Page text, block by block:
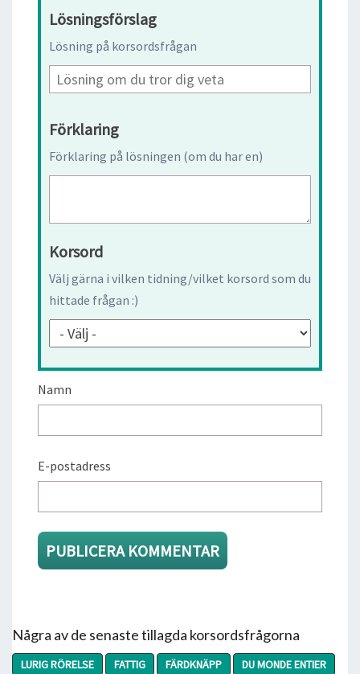
Lösningsförslag
Lösning på korsordsfrågan
Förklaring
Förklaring på lösningen (om du har en)
Korsord
Välj gärna i vilken tidning/vilket korsord som du
hittade frågan :)
Namn
E-postadress
Några av de senaste tillagda korsordsfrågorna
LURIG RÖRELSE FATTIG FÄRDKNÄPP
DU MONDE ENTIER